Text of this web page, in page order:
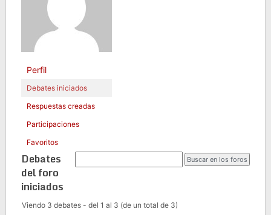
Perfil
Debates iniciados
Respuestas creadas
Participaciones
Favoritos
Debates
del foro
iniciados
Viendo 3 debates - del 1 al 3 (de un total de 3)